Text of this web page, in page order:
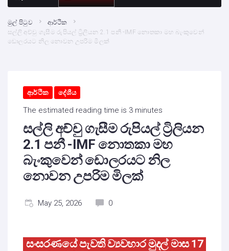
මුල් පිටුව
ආර්ථික
සල්ලි අච්චු ගැසීම රුපියල් ට්‍රිලියන 2.1 පනී -IMF නොතකා ‍මහ බැංකුවෙන්
ඩොලරයට නිල නොවන උපරිම මිලක්
ආර්ථික දේශීය
The estimated reading time is 3 minutes
සල්ලි අච්චු ගැසීම රුපියල් ට්‍රිලියන
2.1 පනී -IMF නොතකා ‍මහ
බැංකුවෙන් ඩොලරයට නිල
නොවන උපරිම මිලක්
May 25, 2026 0
සංසරණයේ පැවති ව්‍යවහාර මුදල් මාස 17